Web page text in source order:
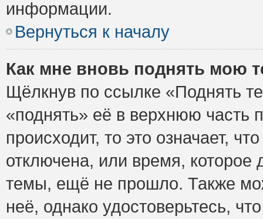
информации.
Вернуться к началу
Как мне вновь поднять мою
Щёлкнув по ссылке «Поднять
«поднять» её в верхнюю часть
происходит, то это означает,
отключена, или время, которое
темы, ещё не прошло. Также
неё, однако удостоверьтесь,